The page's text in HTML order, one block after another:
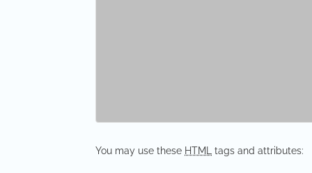
a
t
You may use these HTML tags and attributes: